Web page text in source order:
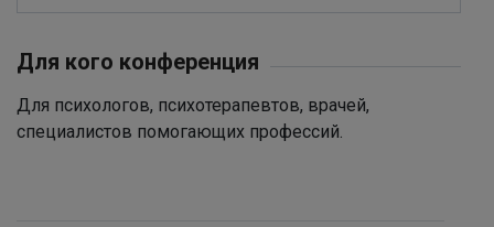
Для кого конференция
Для психологов, психотерапевтов, врачей,
специалистов помогающих профессий.